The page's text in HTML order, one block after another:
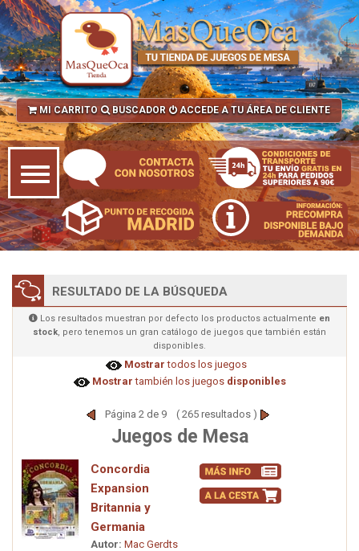
MI CARRITO BUSCADOR ACCEDE A TU ÁREA DE CLIENTE
RESULTADO DE LA BÚSQUEDA
Los resultados muestran por defecto los productos actualmente en
stock, pero tenemos un gran catálogo de juegos que también están
disponibles.
Mostrar todos los juegos
Mostrar también los juegos disponibles
Página 2 de 9 ( 265 resultados )
Juegos de Mesa
Concordia
Expansion
Britannia y
Germania
Autor: Mac Gerdts